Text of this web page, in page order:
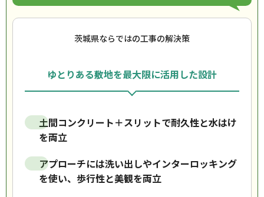
茨城県ならではの工事の解決策
ゆとりある敷地を最大限に活用した設計
土間コンクリート＋スリットで耐久性と水はけ
を両立
アプローチには洗い出しやインターロッキング
を使い、歩行性と美観を両立